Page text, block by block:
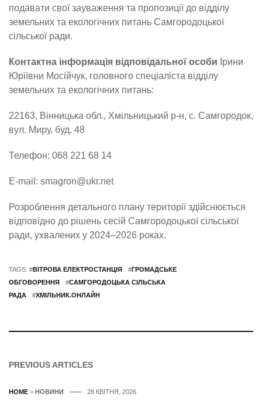
подавати свої зауваження та пропозиції до відділу
земельних та екологічних питань Самгородоцької
сільської ради.
Контактна інформація відповідальної особи Ірини
Юріївни Мосійчук, головного спеціаліста відділу
земельних та екологічних питань:
22163, Вінницька обл., Хмільницький р-н, с. Самгородок,
вул. Миру, буд. 48
Телефон: 068 221 68 14
E-mail: smagron@ukr.net
Розроблення детального плану території здійснюється
відповідно до рішень сесій Самгородоцької сільської
ради, ухвалених у 2024–2026 роках.
TAGS: #ВІТРОВА ЕЛЕКТРОСТАНЦІЯ #ГРОМАДСЬКЕ
ОБГОВОРЕННЯ
#САМГОРОДОЦЬКА СІЛЬСЬКА
РАДА
#ХМІЛЬНИК.ОНЛАЙН
PREVIOUS ARTICLES
HOME > НОВИНИ 28 КВІТНЯ, 2026